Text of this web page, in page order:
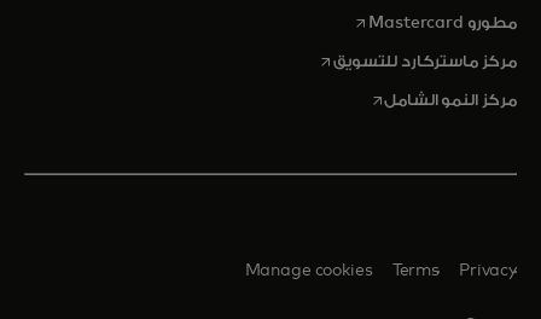
مطورو Mastercard opens in a new tab
مركز ماستركارد للتسويقopens in a new tab
مركز النمو الشاملopens in a new tab
Privacy
Terms
Manage cookies